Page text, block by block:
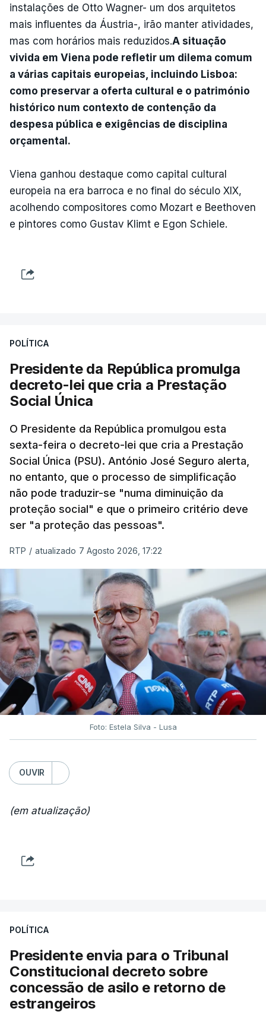
instalações de Otto Wagner- um dos arquitetos
mais influentes da Áustria-, irão manter atividades,
mas com horários mais reduzidos.A situação
vivida em Viena pode refletir um dilema comum
a várias capitais europeias, incluindo Lisboa:
como preservar a oferta cultural e o património
histórico num contexto de contenção da
despesa pública e exigências de disciplina
orçamental.
Viena ganhou destaque como capital cultural
europeia na era barroca e no final do século XIX,
acolhendo compositores como Mozart e Beethoven
e pintores como Gustav Klimt e Egon Schiele.
POLÍTICA
Presidente da República promulga
decreto-lei que cria a Prestação
Social Única
O Presidente da República promulgou esta
sexta-feira o decreto-lei que cria a Prestação
Social Única (PSU). António José Seguro alerta,
no entanto, que o processo de simplificação
não pode traduzir-se "numa diminuição da
proteção social" e que o primeiro critério deve
ser "a proteção das pessoas".
RTP / atualizado 7 Agosto 2026, 17:22
Foto: Estela Silva - Lusa
OUVIR
(em atualização)
POLÍTICA
Presidente envia para o Tribunal
Constitucional decreto sobre
concessão de asilo e retorno de
estrangeiros